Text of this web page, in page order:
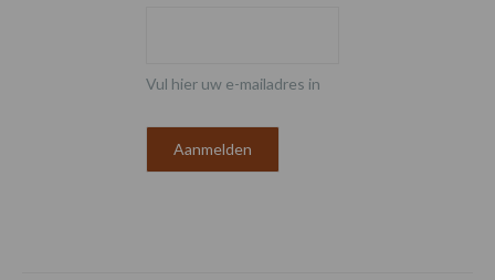
Vul hier uw e-mailadres in